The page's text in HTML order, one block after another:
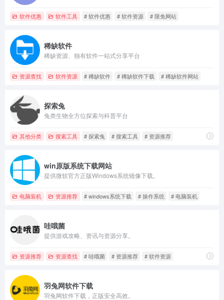
软件优惠 软件工具 # 软件优惠 # 软件资源 # 限免网站
稀缺软件
稀缺资源、独有软件一站式分享平台
资源查找 软件资源 # 稀缺软件 # 稀缺软件下载 # 稀缺软件网站
探索兔
兔类生物全方位探索与科普平台
其他分类 搜索工具 # 探索兔 # 搜索工具 # 资源推荐
win原版系统下载网站
提供微软官方正版Windows系统镜像下载。
电脑装机 资源推荐 # windows系统下载 # 操作系统 # 电脑装机
哇哦菌
提供游戏攻略、资讯与资源分享。
资源推荐 资源查找 # 哇哦菌 # 资源推荐 # 软件资源
羽兔网软件下载
羽兔网软件下载，正版安全高效。